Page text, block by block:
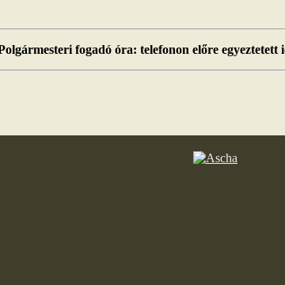
fogadó óra: telefonon előre egyeztetett